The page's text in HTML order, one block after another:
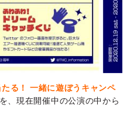
たる！ 一緒に遊ぼうキャンペ
、現在開催中の公演の中から